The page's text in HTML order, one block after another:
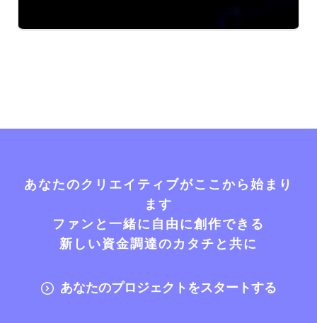
あなたのクリエイティブがここから始まり
ます
ファンと一緒に自由に創作できる
新しい資金調達のカタチと共に
あなたのプロジェクトをスタートする